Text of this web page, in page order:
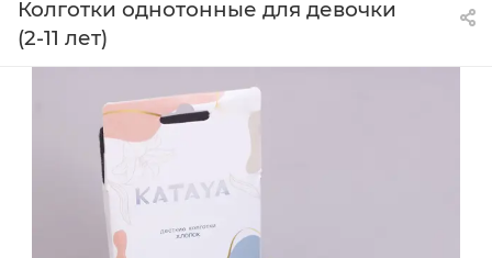
Колготки однотонные для девочки
(2-11 лет)